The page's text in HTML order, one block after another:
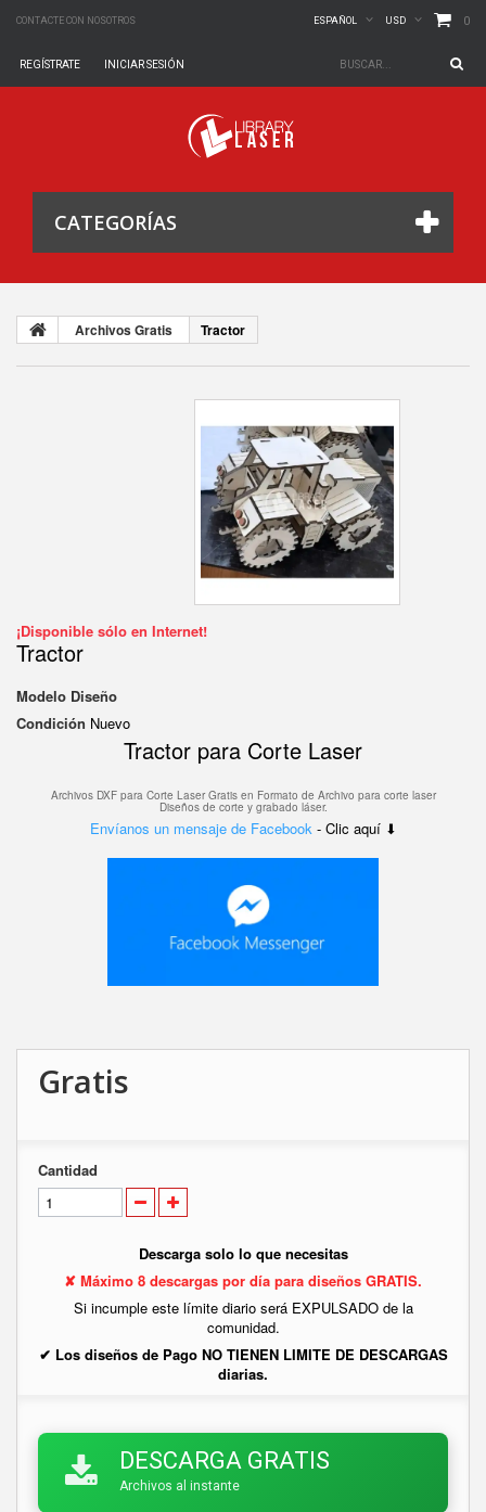
CONTACTE CON NOSOTROS 0
USD
ESPAÑOL
INICIAR SESIÓN
REGÍSTRATE
CATEGORÍAS
Archivos Gratis Tractor
¡Disponible sólo en Internet!
Tractor
Modelo Diseño
Condición Nuevo
Tractor para Corte Laser
Archivos DXF para Corte Laser Gratis en Formato de Archivo para corte laser
Diseños de corte y grabado láser.
Envíanos un mensaje de Facebook - Clic aquí ⬇
Gratis
Cantidad
Descarga solo lo que necesitas
✘ Máximo 8 descargas por día para diseños GRATIS.
Si incumple este límite diario será EXPULSADO de la
comunidad.
✔ Los diseños de Pago NO TIENEN LIMITE DE DESCARGAS
diarias.
DESCARGA GRATIS
Archivos al instante